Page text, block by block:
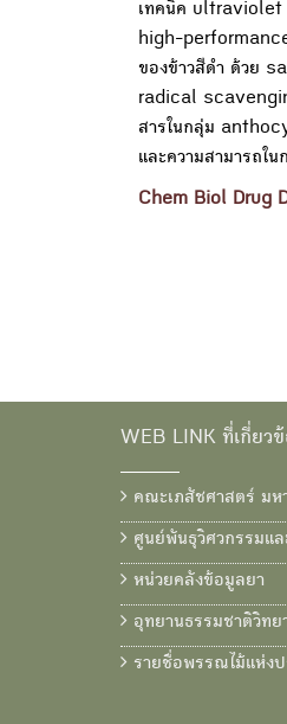
เทคนิค
high-
ของข้าวสีดำ ด้วย
radical
สารในกลุ่ม
และความสามารถใ
Chem Biol Drug
WEB LINK ที่เกี่ยวข้
คณะเภสัชศาสตร์ มห
ศูนย์พันธุวิศวกรรมแล
หน่วยคลังข้อมูลยา
อุทยานธรรมชาติวิทย
รายชื่อพรรณไม้แห่ง